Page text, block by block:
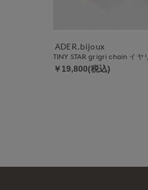
ADER.bijoux
TINY STAR grigri chain イヤ
￥19,800(税込)